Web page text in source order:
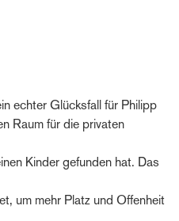
echter Glücksfall für Philipp
Raum für die privaten
Kinder gefunden hat. Das
um mehr Platz und Offenheit